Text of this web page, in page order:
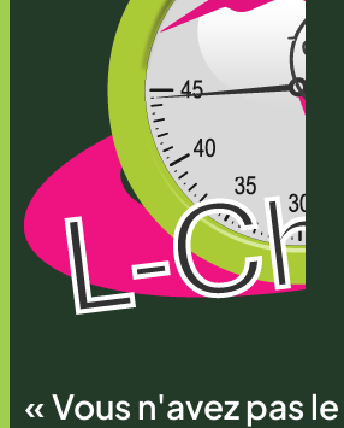
« Vous n'avez pas